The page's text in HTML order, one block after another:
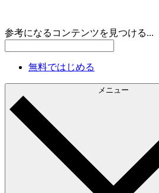
参考になるコンテンツを見つける...
無料ではじめる
メニュー